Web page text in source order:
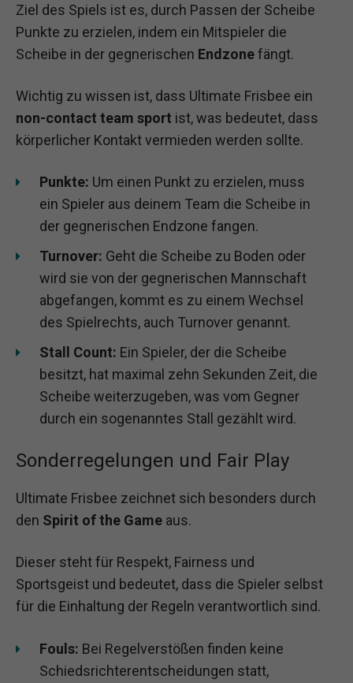
Ziel des Spiels ist es, durch Passen der Scheibe
Punkte zu erzielen, indem ein Mitspieler die
Scheibe in der gegnerischen Endzonefängt.
Wichtig zu wissen ist, dass Ultimate Frisbee ein
non-contact team sport ist, was bedeutet, dass
körperlicher Kontakt vermieden werden sollte.
Punkte: Um einen Punkt zu erzielen, muss
ein Spieler aus deinem Team die Scheibe in
der gegnerischen Endzone fangen.
Turnover: Geht die Scheibe zu Boden oder
wird sie von der gegnerischen Mannschaft
abgefangen, kommt es zu einem Wechsel
des Spielrechts, auch Turnover genannt.
Stall Count: Ein Spieler, der die Scheibe
besitzt, hat maximal zehn Sekunden Zeit, die
Scheibe weiterzugeben, was vom Gegner
durch ein sogenanntes Stall gezählt wird.
Sonderregelungen und Fair Play
Ultimate Frisbee zeichnet sich besonders durch
den Spirit of the Game aus.
Dieser steht für Respekt, Fairness und
Sportsgeist und bedeutet, dass die Spieler selbst
für die Einhaltung der Regeln verantwortlich sind.
Fouls: Bei Regelverstößen finden keine
Schiedsrichterentscheidungen statt,